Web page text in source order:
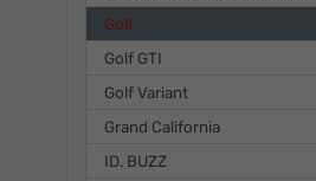
Golf
Golf GTI
Golf Variant
Grand California
ID. BUZZ